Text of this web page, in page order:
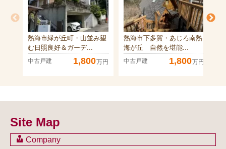
熱海市緑が丘町・山並み望
む日照良好＆ガーデ...
中古戸建 1,800万円
熱海市下多賀・あじろ南熱
海が丘 自然を堪能...
中古戸建 1,800万円
Site Map
Company